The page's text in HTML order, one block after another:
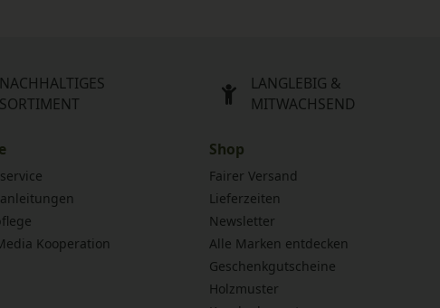
NACHHALTIGES
SORTIMENT
LANGLEBIG &
MITWACHSEND
Kooperation
Shop
Fairer Versand
Lieferzeiten
Newsletter
Alle Marken entdecken
Geschenkgutscheine
Holzmuster